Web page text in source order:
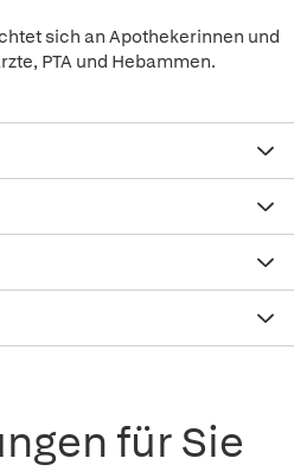
sich an Apothekerinnen und
PTA und Hebammen.
für Sie